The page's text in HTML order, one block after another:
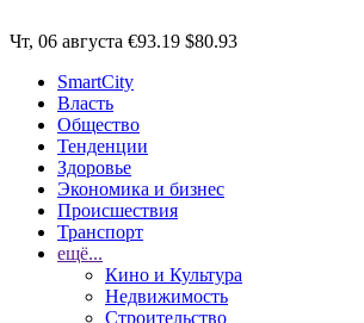
Чт, 06 августа €93.19 $80.93
SmartCity
Власть
Общество
Тенденции
Здоровье
Экономика и бизнес
Происшествия
Транспорт
ещё...
Кино и Культура
Недвижимость
Строительство